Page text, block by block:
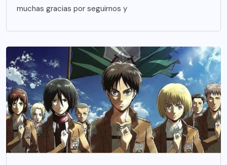
muchas gracias por seguirnos y